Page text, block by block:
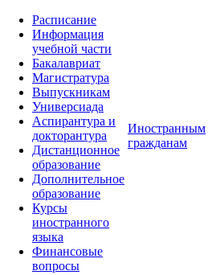
Расписание
Информация
учебной части
Бакалавриат
Магистратура
Выпускникам
Универсиада
Аспирантура и
докторантура
Дистанционное
образование
Дополнительное
образование
Курсы
иностранного
языка
Финансовые
вопросы
Иностранным
гражданам